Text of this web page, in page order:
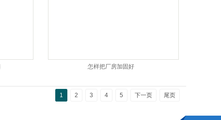
怎样把厂房加固好
1 2 3 4 5 下一页 尾页